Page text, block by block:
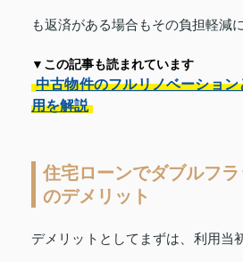
も返済がある場合もその負担軽減
▼この記事も読まれています
中古物件のフルリノベーショ
用を解説
住宅ローンでダブルフ
のデメリット
デメリットとしてまずは、利用当